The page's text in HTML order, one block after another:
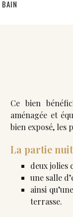
BAIN
Ce bien
aménagée et
bien exposé, les
La partie
deux jolies
une salle
ainsi
terrasse.